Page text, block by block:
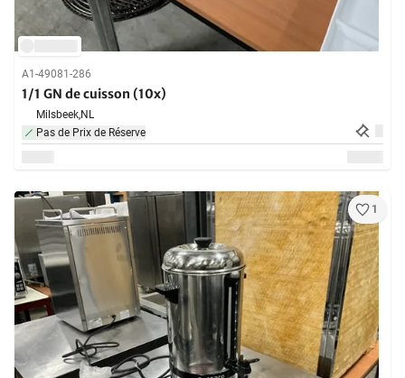
A1-49081-286
1/1 GN de cuisson (10x)
Milsbeek,NL
Pas de Prix de Réserve
1